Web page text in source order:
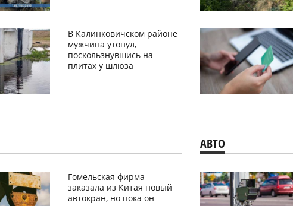
В Калинковичском районе
мужчина утонул,
поскользнувшись на
плитах у шлюза
Гомельская фирма
заказала из Китая новый
автокран, но пока он
АВТО